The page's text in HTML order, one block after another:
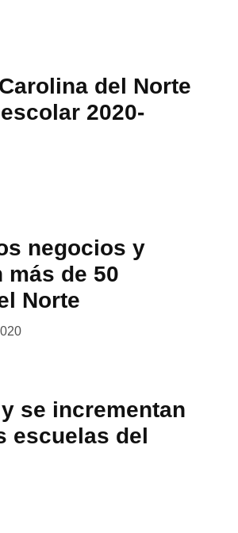
del Norte
2020-
negocios y
de 50
Norte
se incrementan
escuelas del